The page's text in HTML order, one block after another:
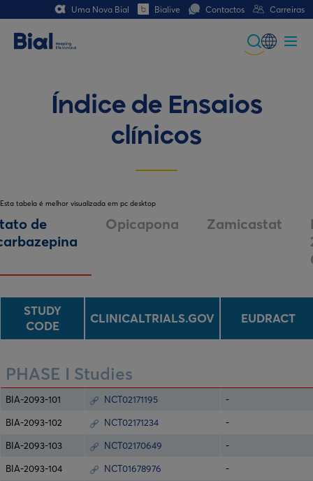
Uma Nova Bial Bialive Contactos Carreiras
Portuguese
Índice de Ensaios
clínicos
Esta tabela é melhor visualizada em pc desktop
de
Opicapona Zamicastat
STUDY
CODE
CLINICALTRIALS.GOV EUDRACT
PHASE I Studies
BIA-2093-101 NCT02171195 -
BIA-2093-102 NCT02171234 -
BIA-2093-103 NCT02170649 -
BIA-2093-104 NCT01678976 -